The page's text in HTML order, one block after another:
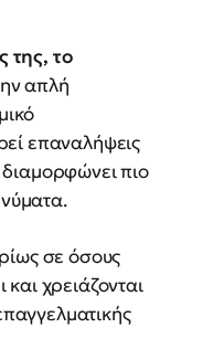
της, το
απλή
επαναλήψεις
πιο
σε όσους
χρειάζονται